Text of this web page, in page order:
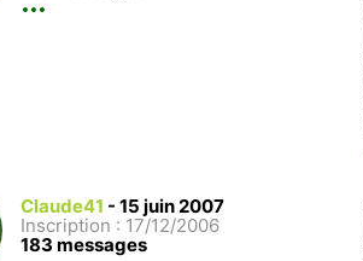
Claude41 - 15 juin 2007
Inscription : 17/12/2006
183 messages